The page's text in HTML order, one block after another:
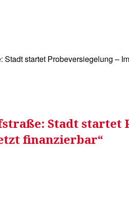
startet Probeversiegelung –
Stadt
finanzierbar“